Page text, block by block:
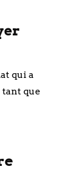
qui a
que